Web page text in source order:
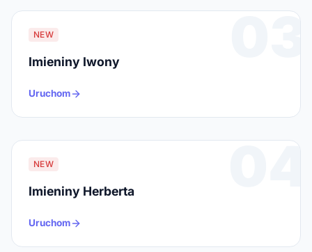
03
NEW
Imieniny Iwony
Uruchom
04
NEW
Imieniny Herberta
Uruchom